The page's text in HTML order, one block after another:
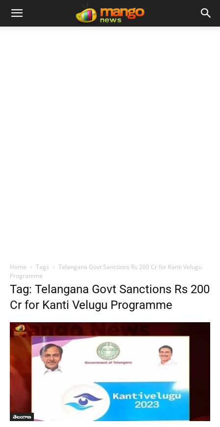
Home Tags
Telangana Govt Sanctions Rs 200 Cr for Kanti Velugu
Programme
Tag: Telangana Govt Sanctions Rs 200
Cr for Kanti Velugu Programme
తెలంగాణ